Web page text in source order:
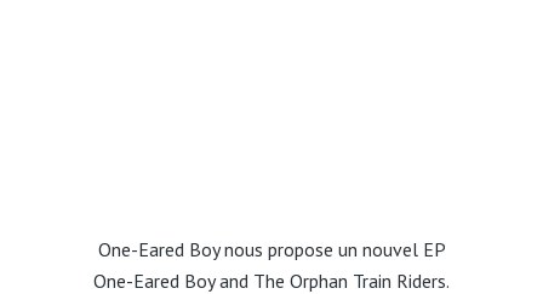
One-Eared Boy nous propose un nouvel EP
One-Eared Boy and The Orphan Train Riders.